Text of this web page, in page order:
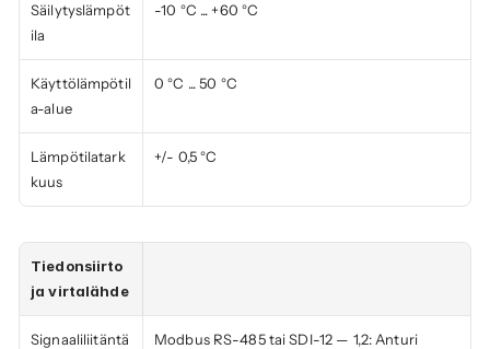
Säilytyslämpöt
ila
-10 °C ... +60 °C
Käyttölämpötil
a-alue
0 °C ... 50 °C
Lämpötilatark
kuus
+/- 0,5 °C
Tiedonsiirto
ja virtalähde
Signaaliliitäntä
Modbus RS-485 tai SDI-12 — 1,2: Anturi